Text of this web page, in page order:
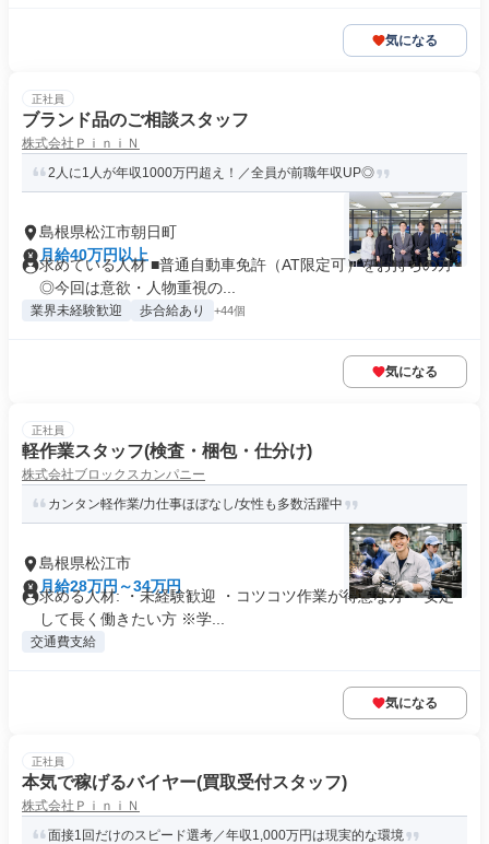
気になる
正社員
ブランド品のご相談スタッフ
株式会社ＰｉｎｉＮ
2人に1人が年収1000万円超え！／全員が前職年収UP◎
島根県松江市朝日町
月給40万円以上
求めている人材 ■普通自動車免許（AT限定可）をお持ちの方
◎今回は意欲・人物重視の...
業界未経験歓迎 歩合給あり +44個
気になる
正社員
軽作業スタッフ(検査・梱包・仕分け)
株式会社ブロックスカンパニー
カンタン軽作業/力仕事ほぼなし/女性も多数活躍中
島根県松江市
月給28万円～34万円
求める人材: ・未経験歓迎 ・コツコツ作業が得意な方 ・安定
して長く働きたい方 ※学...
交通費支給
気になる
正社員
本気で稼げるバイヤー(買取受付スタッフ)
株式会社ＰｉｎｉＮ
面接1回だけのスピード選考／年収1,000万円は現実的な環境